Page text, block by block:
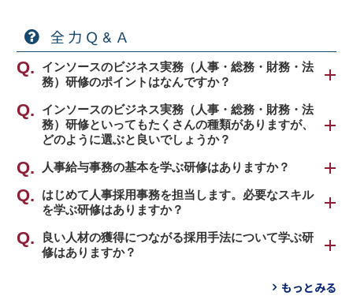
全力Ｑ&Ａ
インソースのビジネス実務（人事・総務・財務・法
務）研修のポイントはなんですか？
インソース公開講座のビジネス実務（人事・総務・
財務・法務などのオフィス実務）研修のポイント
は、「ヒト・モノ・カネという組織の資源の有効活
用」という考え方が根幹にあるという点です。
「ヒト・モノ・カネ」を戦略的資源ととらえ、無限
の可能性を引き出すために、それぞれの価値を理解
し、その有効な活用方法を習得していただきます。
また、部署や部門間を超えて社内調整を取りまとめ
ある「なんとなく停滞した雰囲気」を打開し、業務
インソースのビジネス実務（人事・総務・財務・法
務）研修といってもたくさんの種類がありますが、
どのように選ぶと良いでしょうか？
インソース公開講座のビジネス実務（人事・総務・
財務・法務などのオフィス実務）研修は、大きく分
けて4種類のものがあります。
①人事・研修企画に関するスキル向上を図る研修
人事・教育部門として、研修企画や講師スキルの向
人事給与事務の基本を学ぶ研修はありますか？
人事給与事務で扱う用語や法知識、計算方法を学べ
る「はじめての人事給与事務研修
す。
はじめて人事採用事務を担当します。必要なスキル
を学ぶ研修はありますか？
人事採用事務の基本動作を学び、全体像を理解する
「はじめての人事採用事務研修
良い人材の獲得につながる採用手法について学ぶ研
修はありますか？
インソースでは採用担当者の方向けに自社の魅力を
もっとみる